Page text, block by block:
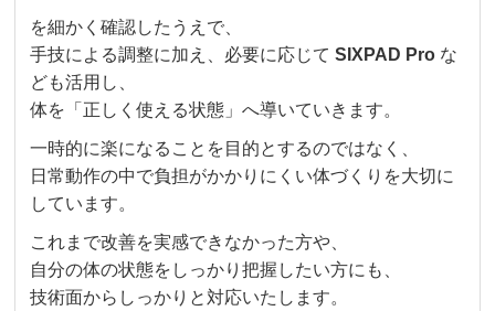
を細かく確認したうえで、
手技による調整に加え、必要に応じてSIXPAD Pro な
ども活用し、
体を「正しく使える状態」へ導いていきます。
一時的に楽になることを目的とするのではなく、
日常動作の中で負担がかかりにくい体づくりを大切に
しています。
これまで改善を実感できなかった方や、
自分の体の状態をしっかり把握したい方にも、
技術面からしっかりと対応いたします。